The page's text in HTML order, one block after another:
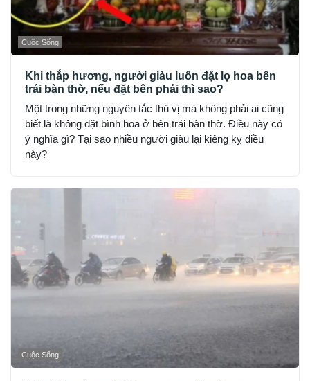
Cuộc Sống
Khi thắp hương, người giàu luôn đặt lọ hoa bên
trái bàn thờ, nếu đặt bên phải thì sao?
Một trong những nguyên tắc thú vị mà không phải ai cũng
biết là không đặt bình hoa ở bên trái bàn thờ. Điều này có
ý nghĩa gì? Tại sao nhiều người giàu lại kiêng kỵ điều
này?
Cuộc Sống